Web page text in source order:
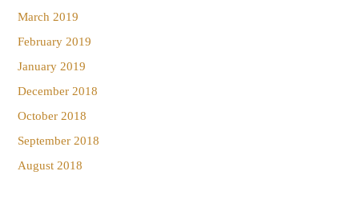
March 2019
February 2019
January 2019
December 2018
October 2018
September 2018
August 2018